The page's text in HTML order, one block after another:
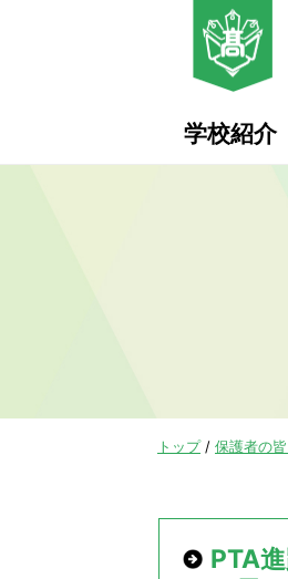
学校紹介
現
位
トップ/ 保護者の
PTA